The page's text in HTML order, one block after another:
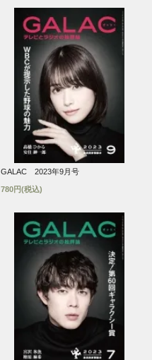
GALAC 2023年9月号
780円(税込)